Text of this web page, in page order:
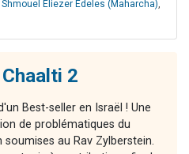
Shmouel Eliezer Edeles (Maharcha),
2
Best-seller en Israël ! Une
de problématiques du
soumises au Rav Zylberstein.